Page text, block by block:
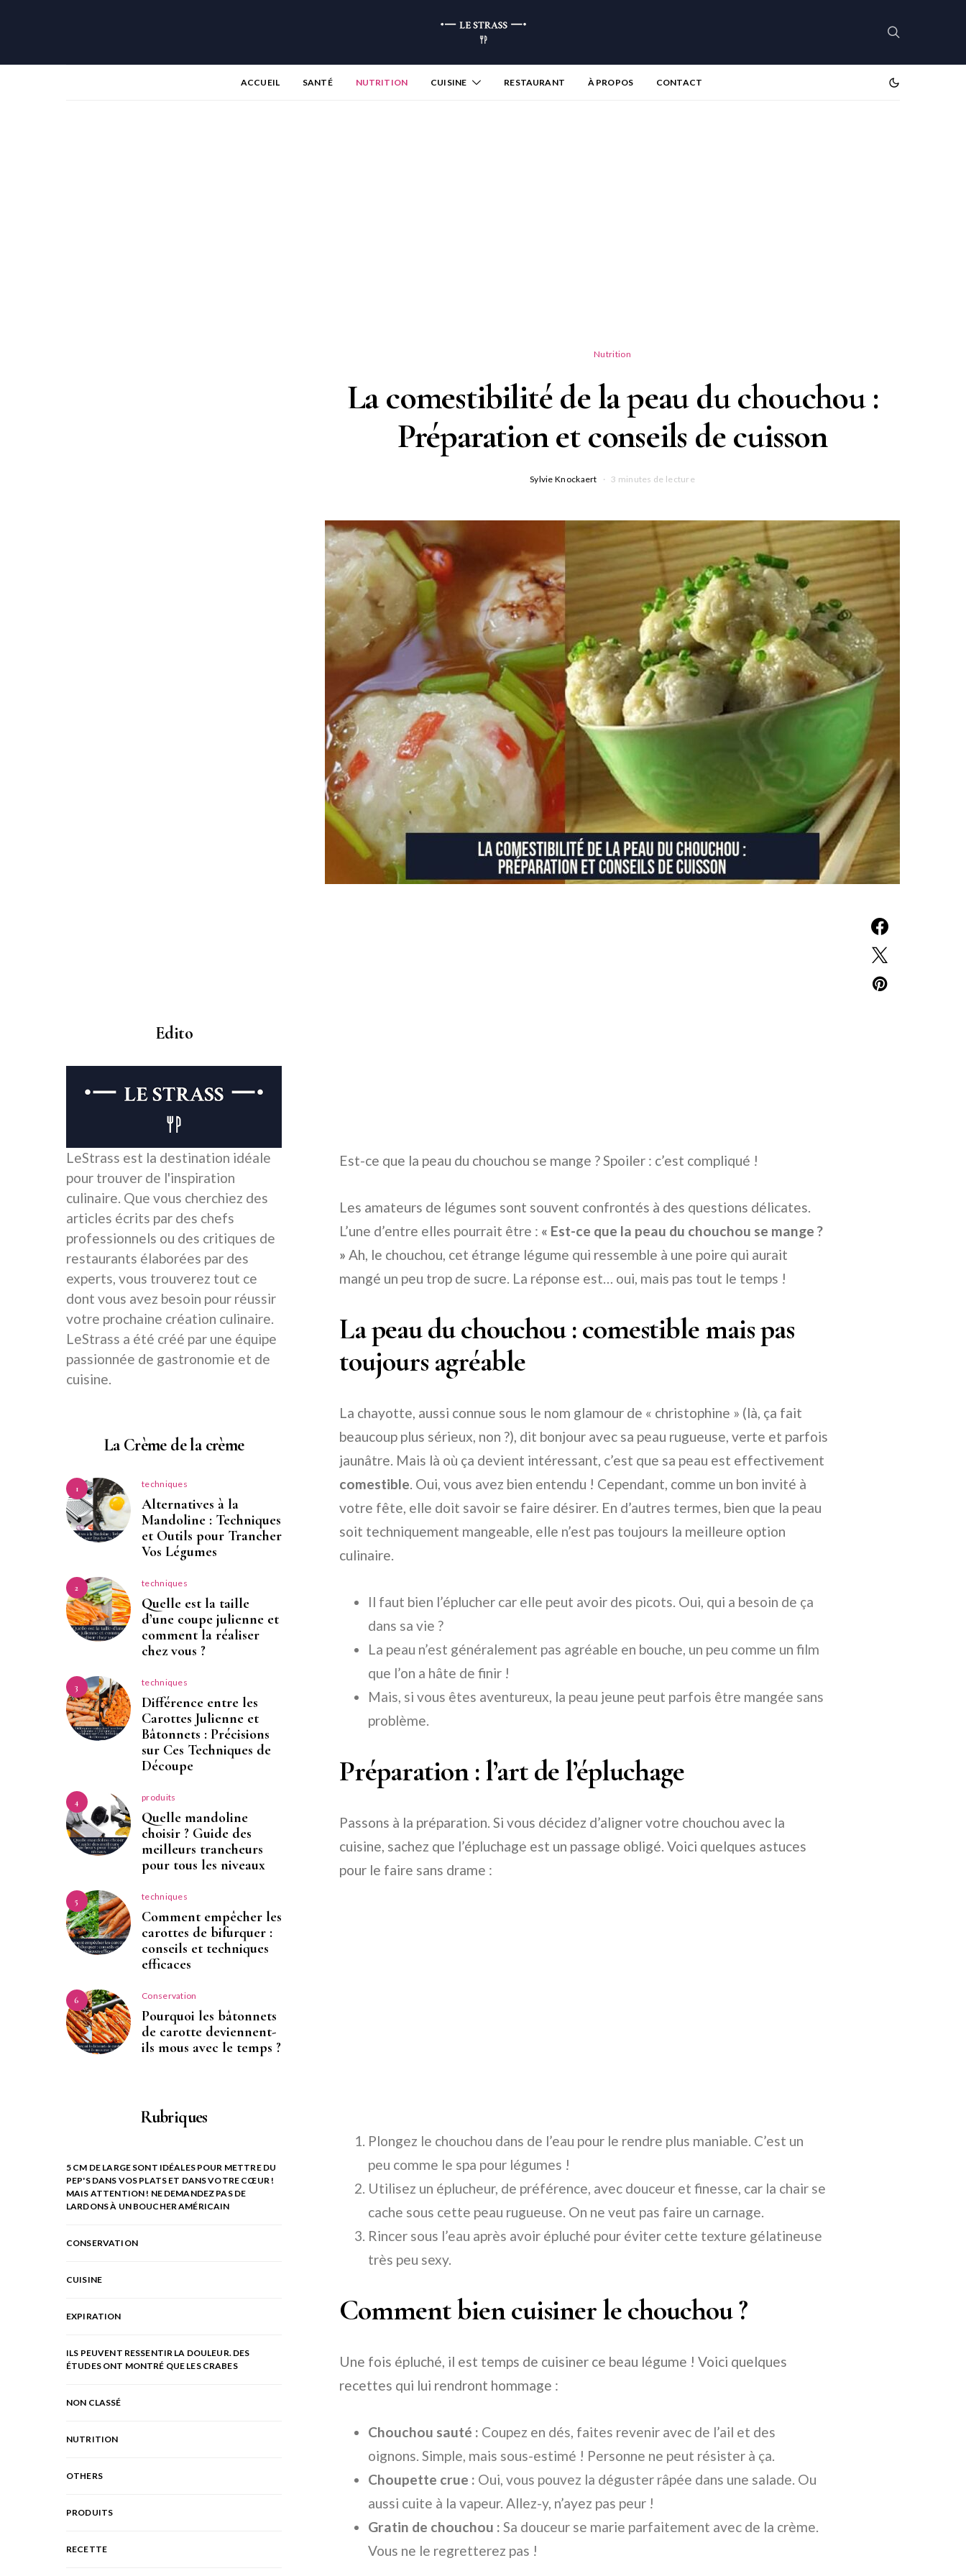
ACCUEIL SANTÉ NUTRITION CUISINE RESTAURANT À PROPOS CONTACT
Nutrition
La comestibilité de la peau du chouchou :
Préparation et conseils de cuisson
Sylvie Knockaert 3 minutes de lecture
Est-ce que la peau du chouchou se mange ? Spoiler : c’est compliqué !
Les amateurs de légumes sont souvent confrontés à des questions délicates.
L’une d’entre elles pourrait être : « Est-ce que la peau du chouchou se mange ?
» Ah, le chouchou, cet étrange légume qui ressemble à une poire qui aurait
mangé un peu trop de sucre. La réponse est… oui, mais pas tout le temps !
La peau du chouchou : comestible mais pas
toujours agréable
La chayotte, aussi connue sous le nom glamour de « christophine » (là, ça fait
beaucoup plus sérieux, non ?), dit bonjour avec sa peau rugueuse, verte et parfois
jaunâtre. Mais là où ça devient intéressant, c’est que sa peau est effectivement
comestible. Oui, vous avez bien entendu ! Cependant, comme un bon invité à
votre fête, elle doit savoir se faire désirer. En d’autres termes, bien que la peau
soit techniquement mangeable, elle n’est pas toujours la meilleure option
culinaire.
Il faut bien l’éplucher car elle peut avoir des picots. Oui, qui a besoin de ça
dans sa vie ?
La peau n’est généralement pas agréable en bouche, un peu comme un film
que l’on a hâte de finir !
Mais, si vous êtes aventureux, la peau jeune peut parfois être mangée sans
problème.
Préparation : l’art de l’épluchage
Passons à la préparation. Si vous décidez d’aligner votre chouchou avec la
cuisine, sachez que l’épluchage est un passage obligé. Voici quelques astuces
pour le faire sans drame :
Plongez le chouchou dans de l’eau pour le rendre plus maniable. C’est un
peu comme le spa pour légumes !
Utilisez un éplucheur, de préférence, avec douceur et finesse, car la chair se
cache sous cette peau rugueuse. On ne veut pas faire un carnage.
Rincer sous l’eau après avoir épluché pour éviter cette texture gélatineuse
très peu sexy.
Comment bien cuisiner le chouchou ?
Une fois épluché, il est temps de cuisiner ce beau légume ! Voici quelques
recettes qui lui rendront hommage :
Chouchou sauté : Coupez en dés, faites revenir avec de l’ail et des
oignons. Simple, mais sous-estimé ! Personne ne peut résister à ça.
Choupette crue : Oui, vous pouvez la déguster râpée dans une salade. Ou
aussi cuite à la vapeur. Allez-y, n’ayez pas peur !
Gratin de chouchou : Sa douceur se marie parfaitement avec de la crème.
Vous ne le regretterez pas !
Edito
LeStrass est la destination idéale
pour trouver de l'inspiration
culinaire. Que vous cherchiez des
articles écrits par des chefs
professionnels ou des critiques de
restaurants élaborées par des
experts, vous trouverez tout ce
dont vous avez besoin pour réussir
votre prochaine création culinaire.
LeStrass a été créé par une équipe
passionnée de gastronomie et de
cuisine.
La Crème de la crème
1 techniques
Alternatives à la
Mandoline : Techniques
et Outils pour Trancher
Vos Légumes
2 techniques
Quelle est la taille
d’une coupe julienne et
comment la réaliser
chez vous ?
3 techniques
Différence entre les
Carottes Julienne et
Bâtonnets : Précisions
sur Ces Techniques de
Découpe
4 produits
Quelle mandoline
choisir ? Guide des
meilleurs trancheurs
pour tous les niveaux
5 techniques
Comment empêcher les
carottes de bifurquer :
conseils et techniques
efficaces
6 Conservation
Pourquoi les bâtonnets
de carotte deviennent-
ils mous avec le temps ?
Rubriques
5 CM DE LARGE SONT IDÉALES POUR METTRE DU
PEP'S DANS VOS PLATS ET DANS VOTRE CŒUR !
MAIS ATTENTION ! NE DEMANDEZ PAS DE
LARDONS À UN BOUCHER AMÉRICAIN
CONSERVATION
CUISINE
EXPIRATION
ILS PEUVENT RESSENTIR LA DOULEUR. DES
ÉTUDES ONT MONTRÉ QUE LES CRABES
NON CLASSÉ
NUTRITION
OTHERS
PRODUITS
RECETTE